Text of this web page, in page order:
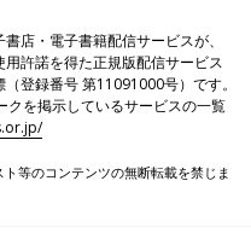
店・電子書籍配信サービスが、
許諾を得た正規版配信サービス
登録番号 第11091000号）です。
クを掲示しているサービスの一覧
等のコンテンツの無断転載を禁じま